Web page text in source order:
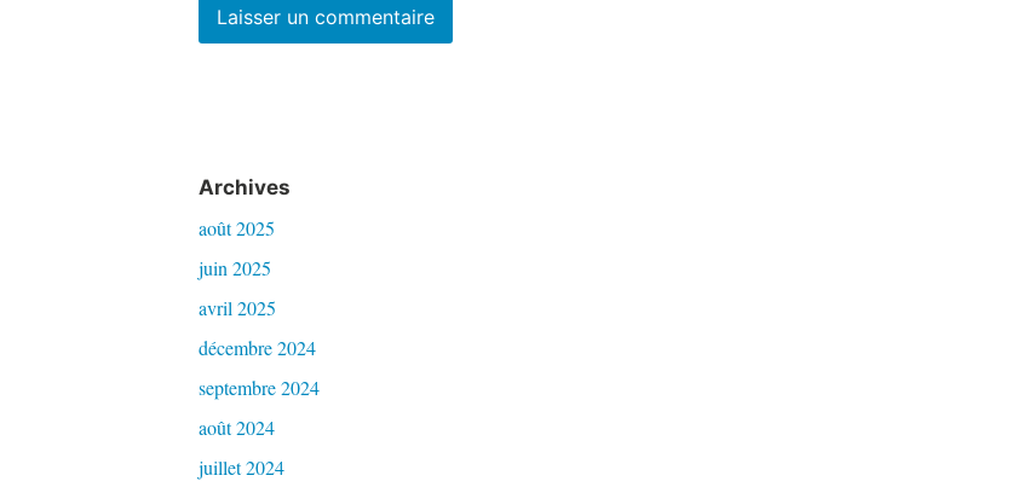
Archives
août 2025
juin 2025
avril 2025
décembre 2024
septembre 2024
août 2024
juillet 2024